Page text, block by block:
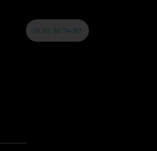
01 30 36 74 87